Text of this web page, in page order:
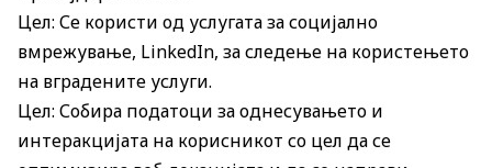
Цел: Се користи од услугата за социјално
вмрежување, LinkedIn, за следење на користењето
на вградените услуги.
Цел: Собира податоци за однесувањето и
интеракцијата на корисникот со цел да се